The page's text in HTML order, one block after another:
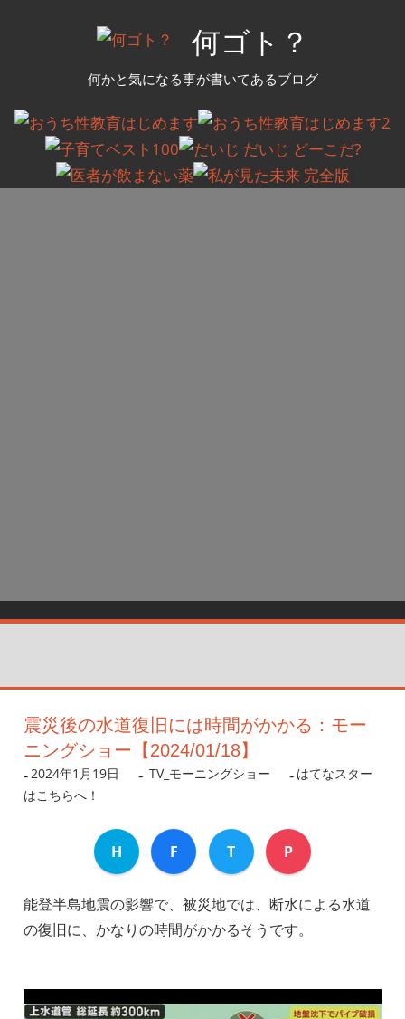
ツ
何ゴト？
何かと気になる事が書いてあるブログ
震災後の水道復旧には時間がかかる：モー
ニングショー【2024/01/18】
2024年1月19日 nanigoto
TV_モーニングショー
はてなスター
はこちらへ！
H F T P
能登半島地震の影響で、被災地では、断水による水道
の復旧に、かなりの時間がかかるそうです。